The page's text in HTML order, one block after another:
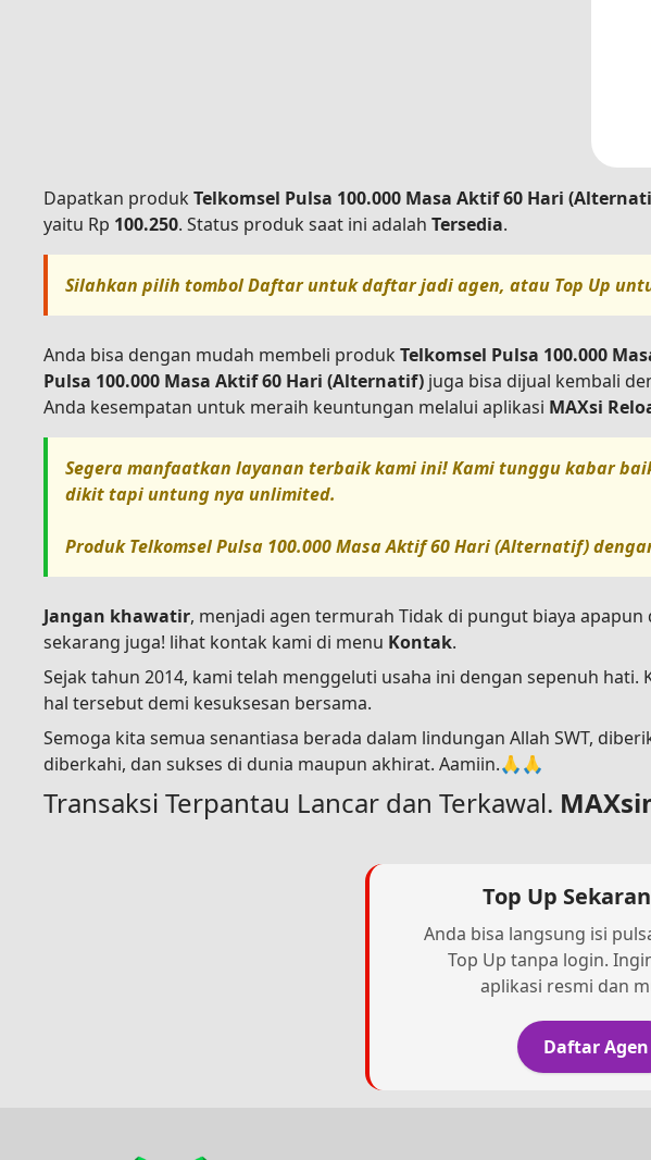
Dapatkan produk Telkomsel Pulsa 100.000 Masa Aktif 60 Hari
yaitu Rp 100.250. Status produk saat ini adalah Tersedia.
Silahkan pilih tombolDaftaruntuk daftar jadi agen, atau Top Up
Anda bisa dengan mudah membeli produk Telkomsel Pulsa 100.000
Pulsa 100.000 Masa Aktif 60 Hari (Alternatif) juga bisa dijual kembali
Anda kesempatan untuk meraih keuntungan melalui aplikasi MAXsi
Segera manfaatkan layanan terbaik kami ini! Kami tunggu kabar
dikit tapi untung nya unlimited.
ProdukTelkomsel Pulsa 100.000 Masa Aktif 60 Hari (Alternatif)
Jangan khawatir, menjadi agen termurah Tidak di pungut biaya
sekarang juga! lihat kontak kami di menu Kontak.
Sejak tahun 2014, kami telah menggeluti usaha ini dengan sepenuh
hal tersebut demi kesuksesan bersama.
Semoga kita semua senantiasa berada dalam lindungan Allah SWT,
diberkahi, dan sukses di dunia maupun akhirat. Aamiin.🙏🙏
Transaksi Terpantau Lancar dan Terkawal.
Top Up
Anda bisa langsung isi
Top Up tanpa login.
aplikasi resmi dan
Daftar Agen